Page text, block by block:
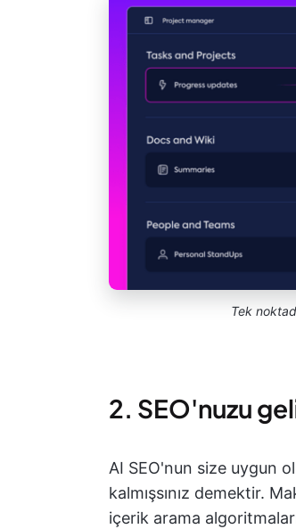
Tek
2. SEO'nuzu
AI SEO'nun size uygun
kalmışsınız demektir.
içerik arama